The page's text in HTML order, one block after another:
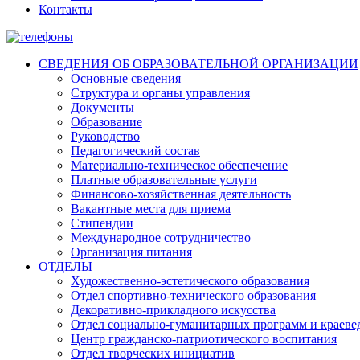
Контакты
СВЕДЕНИЯ ОБ ОБРАЗОВАТЕЛЬНОЙ ОРГАНИЗАЦИИ
Основные сведения
Структура и органы управления
Документы
Образование
Руководство
Педагогический состав
Материально-техническое обеспечение
Платные образовательные услуги
Финансово-хозяйственная деятельность
Вакантные места для приема
Стипендии
Международное сотрудничество
Организация питания
ОТДЕЛЫ
Художественно-эстетического образования
Отдел спортивно-технического образования
Декоративно-прикладного искусства
Отдел социально-гуманитарных программ и
Центр гражданско-патриотического воспитания
Отдел творческих инициатив